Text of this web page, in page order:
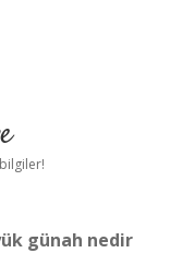
günah nedir